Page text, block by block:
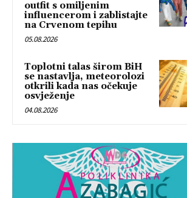
outfit s omiljenim
influencerom i zablistajte
na Crvenom tepihu
05.08.2026
Toplotni talas širom BiH
se nastavlja, meteorolozi
otkrili kada nas očekuje
osvježenje
04.08.2026